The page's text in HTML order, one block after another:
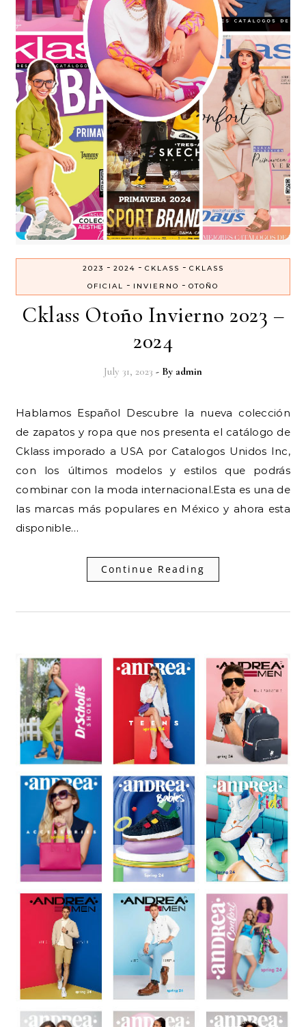
2023 - 2024 - CKLASS - CKLASS
OFICIAL - INVIERNO - OTOÑO
Cklass Otoño Invierno 2023 –
2024
July 31, 2023 - By admin
Hablamos Español Descubre la nueva colección
de zapatos y ropa que nos presenta el catálogo de
Cklass imporado a USA por Catalogos Unidos Inc,
con los últimos modelos y estilos que podrás
combinar con la moda internacional.Esta es una de
las marcas más populares en México y ahora esta
disponible…
Continue Reading